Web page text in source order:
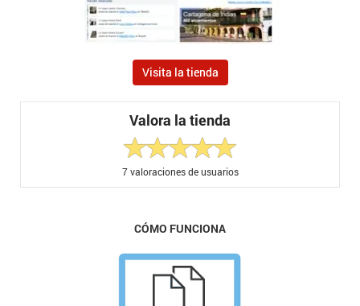
Visita la tienda
Valora la tienda
7valoraciones de usuarios
CÓMO FUNCIONA